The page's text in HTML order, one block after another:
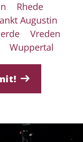
Rhede
Augustin
Vreden
Wuppertal